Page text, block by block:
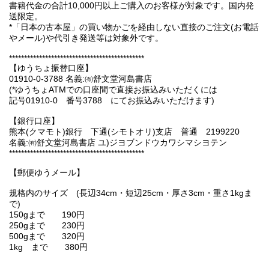
書籍代金の合計10,000円以上ご購入のお客様が対象です。国内発
送限定。
*「日本の古本屋」の買い物かごを経由しない直接のご注文(お電話
やメール)や代引き発送等は対象外です。
*********************************************
【ゆうちょ振替口座】
01910-0-3788 名義:㈲舒文堂河島書店
(*ゆうちょATMでの口座間で直接お振込みいただくには
記号01910-0 番号3788 にてお振込みいただけます)
【銀行口座】
熊本(クマモト)銀行 下通(シモトオリ)支店 普通 2199220
名義:㈲舒文堂河島書店 ユ)ジヨブンドウカワシマシヨテン
*********************************************
【郵便ゆうメール】
規格内のサイズ (長辺34cm・短辺25cm・厚さ3cm・重さ1kgま
で)
150gまで 190円
250gまで 230円
500gまで 320円
1kg まで 380円